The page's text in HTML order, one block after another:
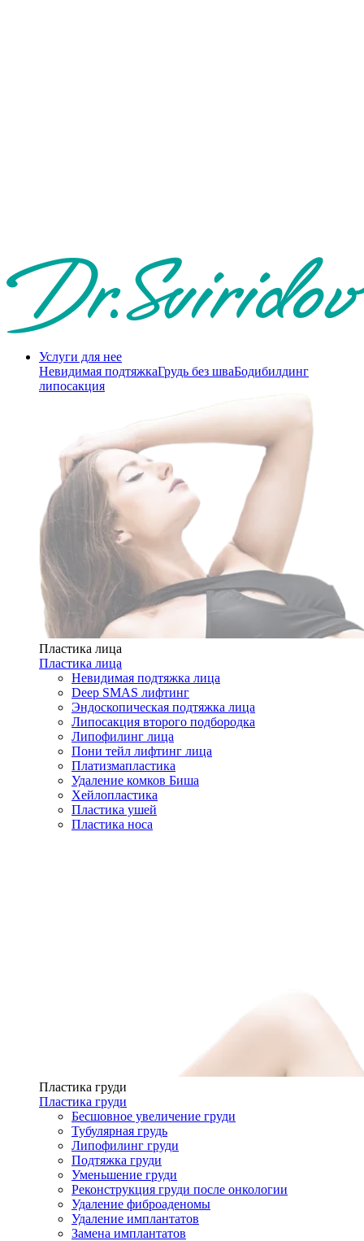
Услуги для нее
Невидимая подтяжкаГрудь без шваБодибилдинг
липосакция
Пластика лица
Пластика лица
Невидимая подтяжка лица
Deep SMAS лифтинг
Эндоскопическая подтяжка лица
Липосакция второго подбородка
Липофилинг лица
Пони тейл лифтинг лица
Платизмапластика
Удаление комков Биша
Хейлопластика
Пластика ушей
Пластика носа
Пластика груди
Пластика груди
Бесшовное увеличение груди
Тубулярная грудь
Липофилинг груди
Подтяжка груди
Уменьшение груди
Реконструкция груди после онкологии
Удаление фиброаденомы
Удаление имплантатов
Замена имплантатов